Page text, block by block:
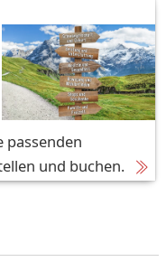
passenden
und buchen.